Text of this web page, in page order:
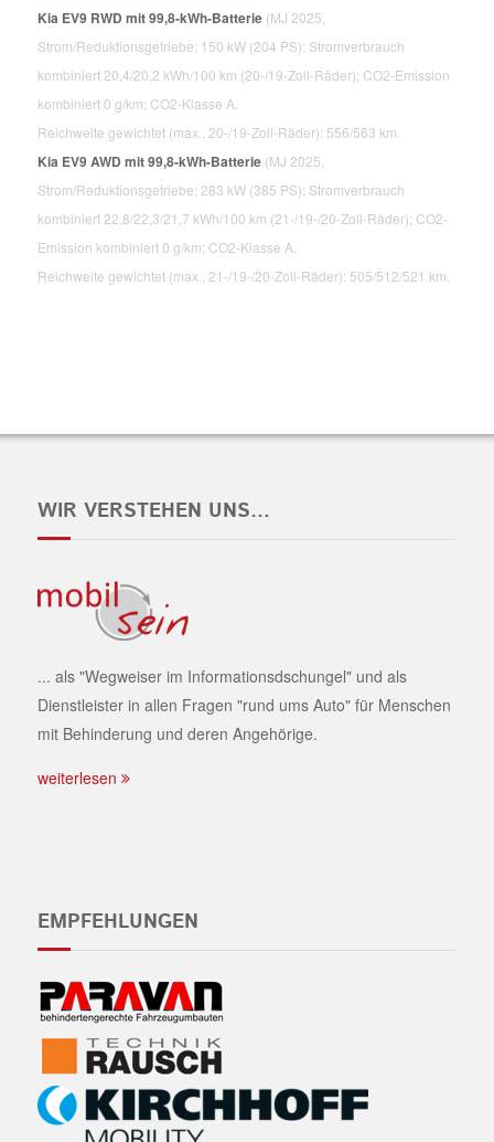
Kia EV9 RWD mit 99,8-kWh-Batterie(MJ 2025,
Strom/Reduktionsgetriebe; 150 kW (204 PS): Stromverbrauch
kombiniert 20,4/20,2 kWh/100 km (20-/19-Zoll-Räder); CO2-Emission
kombiniert 0 g/km; CO2-Klasse A.
Reichweite gewichtet (max., 20-/19-Zoll-Räder): 556/563 km.
Kia EV9 AWD mit 99,8-kWh-Batterie(MJ 2025,
Strom/Reduktionsgetriebe; 283 kW (385 PS): Stromverbrauch
kombiniert 22,8/22,3/21,7 kWh/100 km (21-/19-/20-Zoll-Räder); CO2-
Emission kombiniert 0 g/km; CO2-Klasse A.
Reichweite gewichtet (max., 21-/19-/20-Zoll-Räder): 505/512/521 km.
WIR VERSTEHEN UNS…
... als "Wegweiser im Informationsdschungel" und als
Dienstleister in allen Fragen "rund ums Auto" für Menschen
mit Behinderung und deren Angehörige.
weiterlesen
EMPFEHLUNGEN